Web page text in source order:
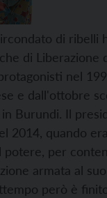
di ribelli
di Liberazione
nel
e dall'ottobre
Burundi. Il
2014, quando era
potere, per
armata al
però è